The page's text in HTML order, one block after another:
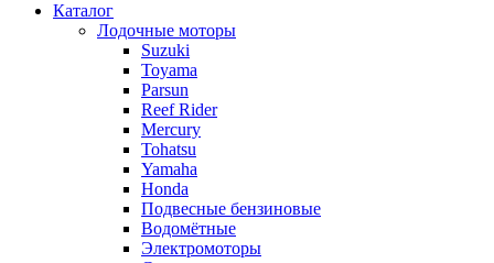
Каталог
Лодочные моторы
Suzuki
Toyama
Parsun
Reef Rider
Mercury
Tohatsu
Yamaha
Honda
Подвесные бензиновые
Водомётные
Электромоторы